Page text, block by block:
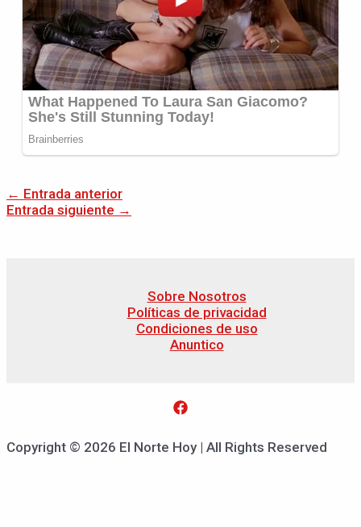
← Entrada anterior
Entrada siguiente →
Sobre Nosotros
Políticas de privacidad
Condiciones de uso
Anuntico
Copyright © 2026 El Norte Hoy | All Rights Reserved